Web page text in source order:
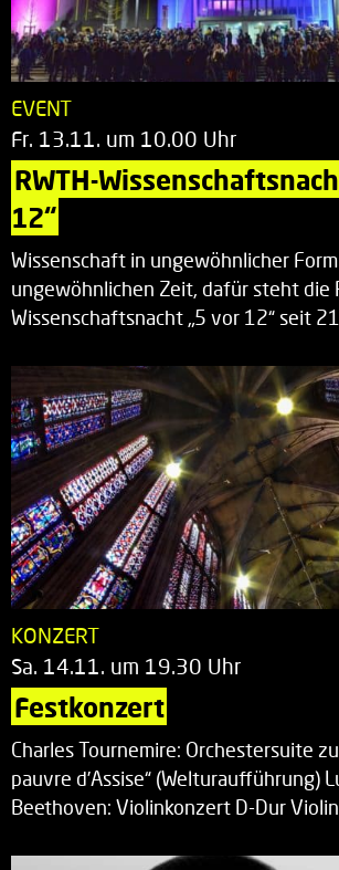
EVENT
Fr. 13.11. um 10.00 Uhr
RWTH-
12“
Wissenschaft in ungewöhnlicher
ungewöhnlichen Zeit, dafür steht die
Wissenschaftsnacht „5 vor 12“ seit
KONZERT
Sa. 14.11. um 19.30 Uhr
Festkonzert
Charles Tournemire: Orchestersuite
pauvre d’Assise“ (Welturaufführung)
Beethoven: Violinkonzert D-Dur